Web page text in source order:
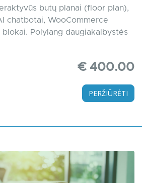
butų planai (floor plan),
chatbotai, WooCommerce
Polylang daugiakalbystės
€ 400.00
PERŽIŪRĖTI